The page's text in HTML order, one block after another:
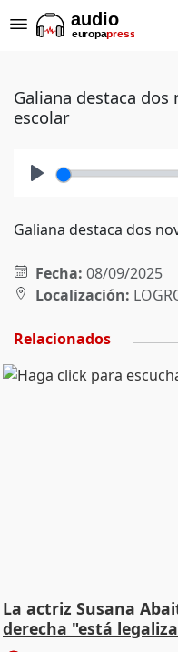
Galiana destaca dos
escolar
Galiana destaca dos
Fecha: 08/09/2025
Localización:
Relacionados
La actriz Susana
derecha "está